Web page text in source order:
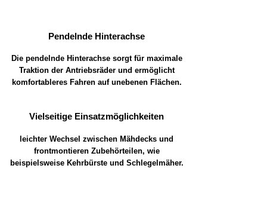
Pendelnde Hinterachse
Die pendelnde Hinterachse sorgt für maximale
Traktion der Antriebsräder und ermöglicht
komfortableres Fahren auf unebenen Flächen.
Vielseitige Einsatzmöglichkeiten
leichter Wechsel zwischen Mähdecks und
frontmontieren Zubehörteilen, wie
beispielsweise Kehrbürste und Schlegelmäher.